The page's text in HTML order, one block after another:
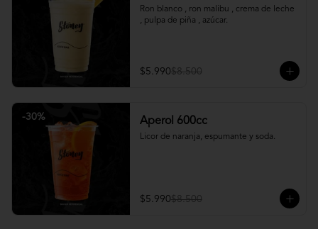
Ron blanco , ron malibu , crema de leche
, pulpa de piña , azúcar.
$5.990$8.500
-30% Aperol 600cc
Licor de naranja, espumante y soda.
$5.990$8.500